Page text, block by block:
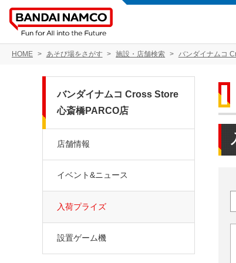
HOME あそび場をさがす 施設・店舗検索 バンダイナムコ
バンダイナムコ Cross Store
心斎橋PARCO店
店舗情報
イベント&ニュース
入荷プライズ
設置ゲーム機